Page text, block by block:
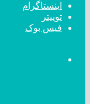
اینستاگرام
توییتر
فیس بوک